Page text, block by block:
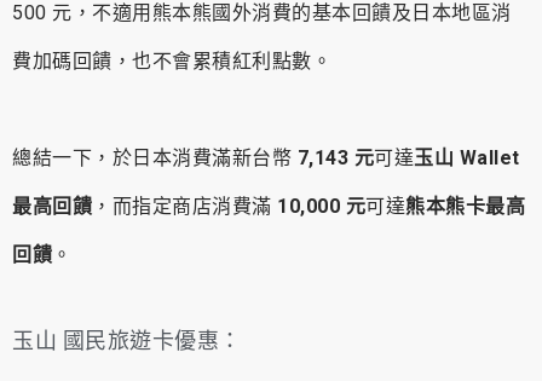
500 元，不適用熊本熊國外消費的基本回饋及日本地區消
費加碼回饋，也不會累積紅利點數。
總結一下，於日本消費滿新台幣 7,143 元可達玉山 Wallet
最高回饋 ，而指定商店消費滿 10,000 元可達熊本熊卡最高
回饋 。
玉山 國民旅遊卡優惠：